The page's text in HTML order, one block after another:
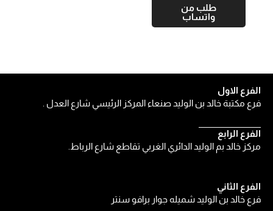
طلب من
واتساب
الفرع الثاني
فرع خالد بن الوليد شميله جوار برافو سنتر
الفرع الاول
فرع مكتبة خالد بن الوليد صنعاء المركز الرئيسي شارع العدل .
الفرع الرابع
مركز خالد بم الوليد الدائري الغربي تقاطع شارع الرباط.